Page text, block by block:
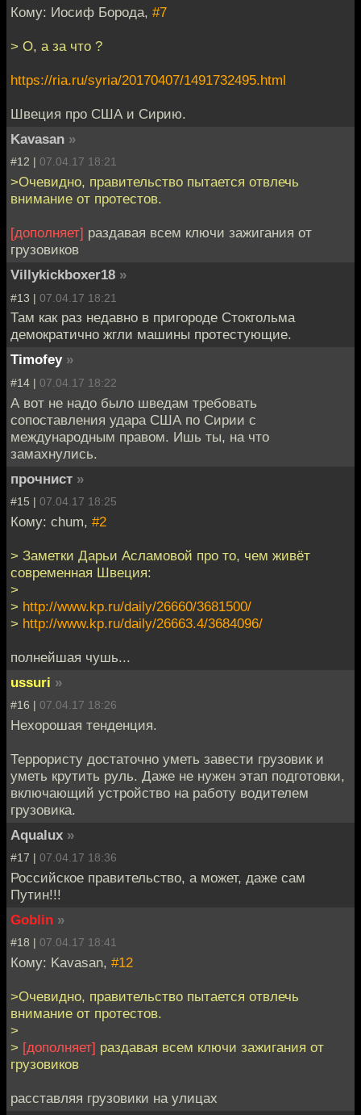
Кому: Иосиф Борода, #7
> О, а за что ?
https://ria.ru/syria/20170407/1491732495.html
Швеция про США и Сирию.
Kavasan »
#12 | 07.04.17 18:21
>Очевидно, правительство пытается отвлечь
внимание от протестов.
[дополняет] раздавая всем ключи зажигания от
грузовиков
Villykickboxer18 »
#13 | 07.04.17 18:21
Там как раз недавно в пригороде Стокгольма
демократично жгли машины протестующие.
Timofey »
#14 | 07.04.17 18:22
А вот не надо было шведам требовать
сопоставления удара США по Сирии с
международным правом. Ишь ты, на что
замахнулись.
прочнист »
#15 | 07.04.17 18:25
Кому: chum, #2
> Заметки Дарьи Асламовой про то, чем живёт
современная Швеция:
>
> http://www.kp.ru/daily/26660/3681500/
> http://www.kp.ru/daily/26663.4/3684096/
полнейшая чушь...
ussuri »
#16 | 07.04.17 18:26
Нехорошая тенденция.
Террористу достаточно уметь завести грузовик и
уметь крутить руль. Даже не нужен этап подготовки,
включающий устройство на работу водителем
грузовика.
Aqualux »
#17 | 07.04.17 18:36
Российское правительство, а может, даже сам
Путин!!!
Goblin »
#18 | 07.04.17 18:41
Кому: Kavasan, #12
>Очевидно, правительство пытается отвлечь
внимание от протестов.
>
> [дополняет] раздавая всем ключи зажигания от
грузовиков
расставляя грузовики на улицах